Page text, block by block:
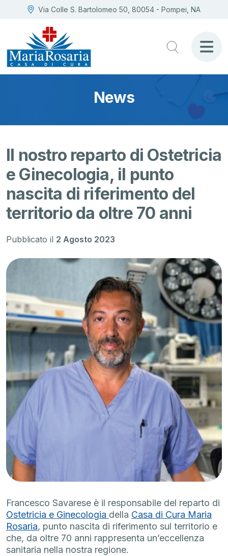
Via Colle S. Bartolomeo 50, 80054 - Pompei, NA
News
Il nostro reparto di Ostetricia
e Ginecologia, il punto
nascita di riferimento del
territorio da oltre 70 anni
Pubblicato il 2 Agosto 2023
Francesco Savarese è il responsabile del reparto di
Ostetricia e Ginecologia della Casa di Cura Maria
Rosaria, punto nascita di riferimento sul territorio e
che, da oltre 70 anni rappresenta un’eccellenza
sanitaria nella nostra regione.